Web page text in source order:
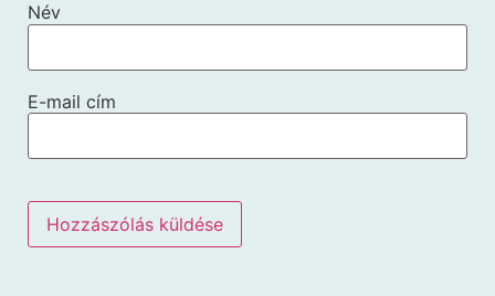
Név
E-mail cím